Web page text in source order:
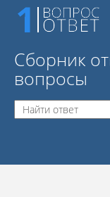
Сборник
вопросы